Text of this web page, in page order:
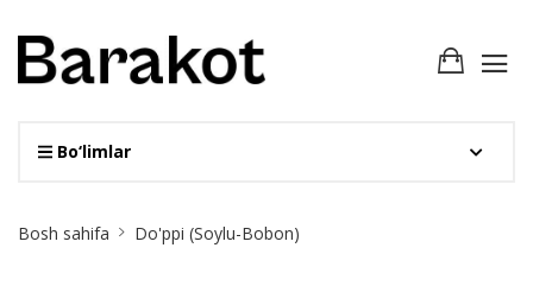
Bo‘limlar
Breadcrumb
Bosh sahifa Do'ppi (Soylu-Bobon)